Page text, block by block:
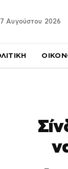
Αυγούστου 2026